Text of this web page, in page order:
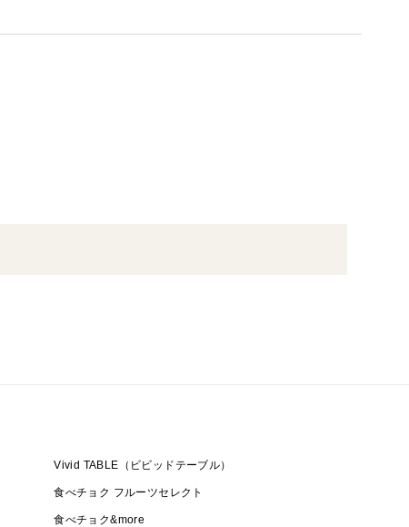
Vivid TABLE（ビビッドテーブル）
食べチョク フルーツセレクト
食べチョク&more